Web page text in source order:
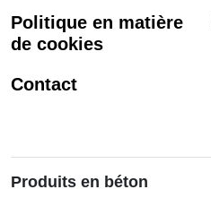
Politique en matière
de cookies
Contact
Produits en béton